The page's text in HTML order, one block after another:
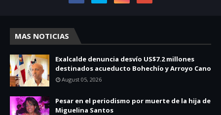
MAS NOTICIAS
Exalcalde denuncia desvío US$7.2 millones
destinados acueducto Bohechío y Arroyo Cano
August 05, 2026
Pesar en el periodismo por muerte de la hija de
Miguelina Santos